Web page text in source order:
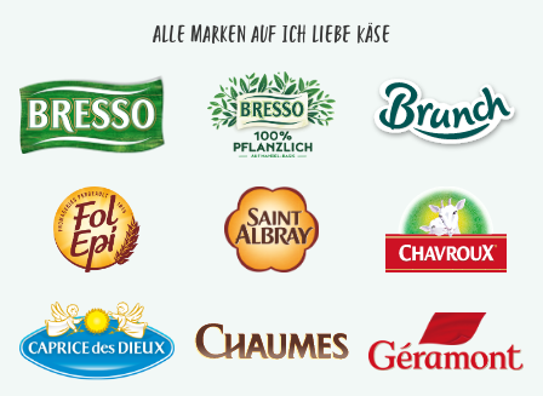
Alle Marken auf Ich liebe Käse